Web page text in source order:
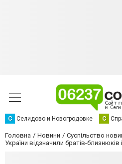
С Селидово и Новогродовке С
Головна Новини Суспільство
України відзначили братів-близнюків